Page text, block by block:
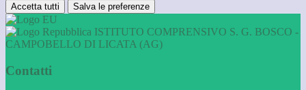
Accetta tutti Salva le preferenze
ISTITUTO COMPRENSIVO S. G. BOSCO -
CAMPOBELLO DI LICATA (AG)
Contatti